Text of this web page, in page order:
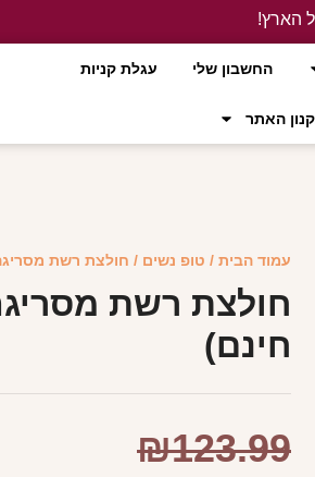
הארץ!
החשבון שלי עגלת קניות
האתר
עמוד הבית / טופ נשים / חולצת רשת
חולצת רשת
חינם)
₪123.99